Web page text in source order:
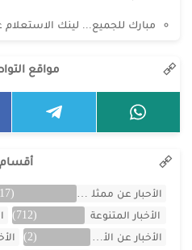
مبارك للجميع... لينك الاستعلام عن
مواقع
الأحبار عن ممثلين الخليج
الأخبار المتنوعة
(712)
الأخبار عن الأفلام
(2)